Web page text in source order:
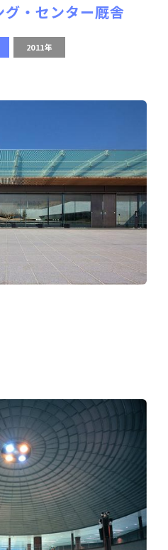
・センター厩舎
2011年